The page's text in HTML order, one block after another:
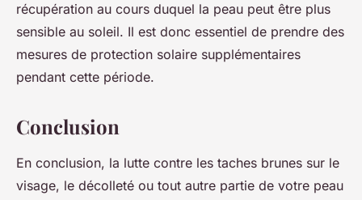
récupération au cours duquel la peau peut être plus
sensible au soleil. Il est donc essentiel de prendre des
mesures de protection solaire supplémentaires
pendant cette période.
Conclusion
En conclusion, la lutte contre les taches brunes sur le
visage, le décolleté ou tout autre partie de votre peau